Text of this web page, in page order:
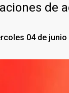
de
04 de junio